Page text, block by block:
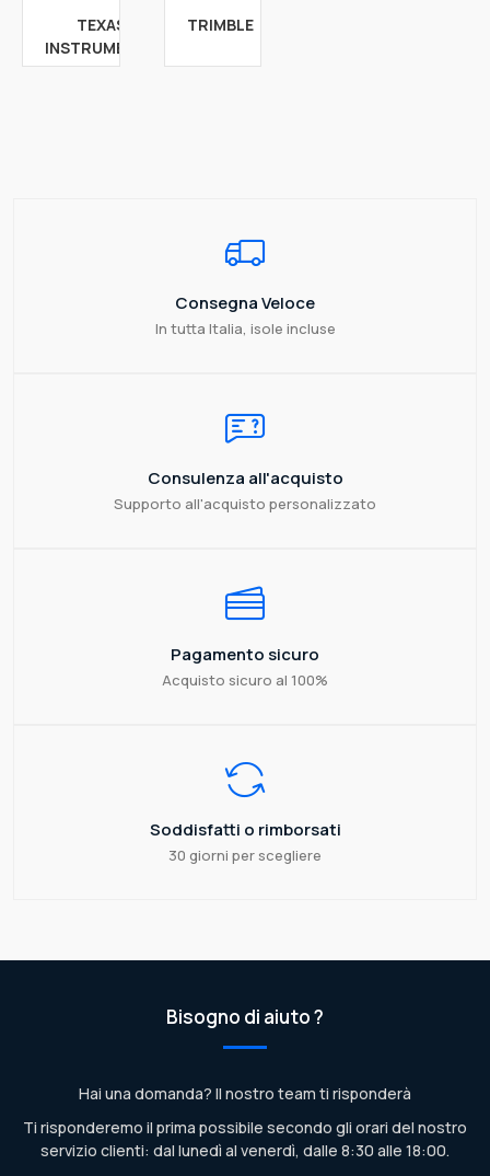
TEXAS
INSTRUMENTS
TRIMBLE
Consegna Veloce
In tutta Italia, isole incluse
Consulenza all'acquisto
Supporto all'acquisto personalizzato
Pagamento sicuro
Acquisto sicuro al 100%
Soddisfatti o rimborsati
30 giorni per scegliere
Bisogno di aiuto ?
Hai una domanda? Il nostro team ti risponderà
Ti risponderemo il prima possibile secondo gli orari del nostro
servizio clienti: dal lunedì al venerdì, dalle 8:30 alle 18:00.